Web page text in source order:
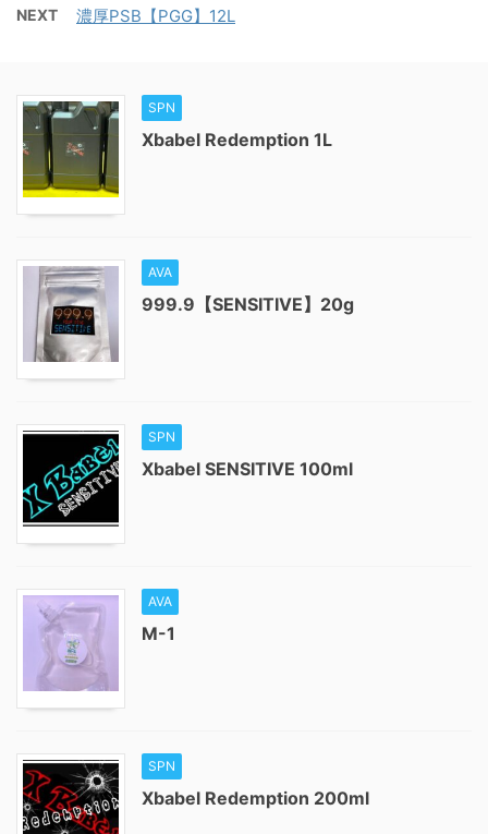
NEXT 濃厚PSB【PGG】12L
SPN
Xbabel Redemption 1L
AVA
999.9【SENSITIVE】20g
SPN
Xbabel SENSITIVE 100ml
AVA
M-1
SPN
Xbabel Redemption 200ml